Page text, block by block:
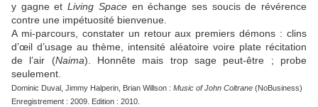
y gagne etLiving Spaceen échange ses soucis de révérence
contre une impétuosité bienvenue.
A mi-parcours, constater un retour aux premiers démons : clins
d’œil d’usage au thème, intensité aléatoire voire plate récitation
de l’air (Naima). Honnête mais trop sage peut-être ; probe
seulement.
Dominic Duval, Jimmy Halperin, Brian Willson : Music of John Coltrane (NoBusiness)
Enregistrement : 2009. Edition : 2010.